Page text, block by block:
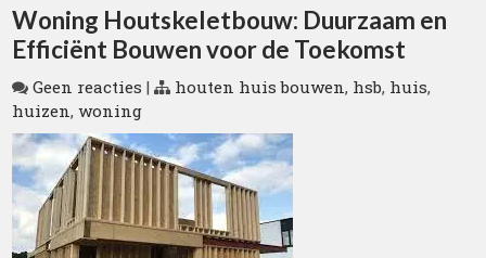
Woning Houtskeletbouw: Duurzaam en
Efficiënt Bouwen voor de Toekomst
Geen reacties | houten huis bouwen, hsb, huis,
huizen,woning